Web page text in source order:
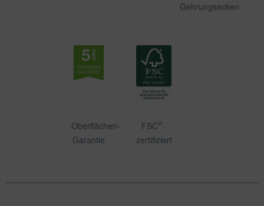
Gehrungsecken
Oberflächen-
Garantie
FSC®-
zertifiziert